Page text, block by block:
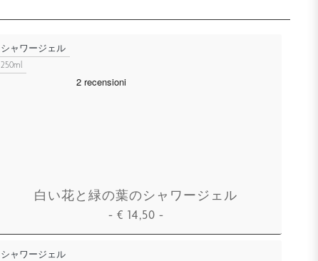
シャワージェル
250ml
白い花と緑の葉のシャワージェル
- € 14,50 -
シャワージェル